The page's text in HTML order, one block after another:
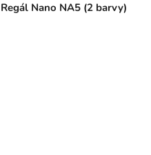
Regál Nano NA5 (2 barvy)